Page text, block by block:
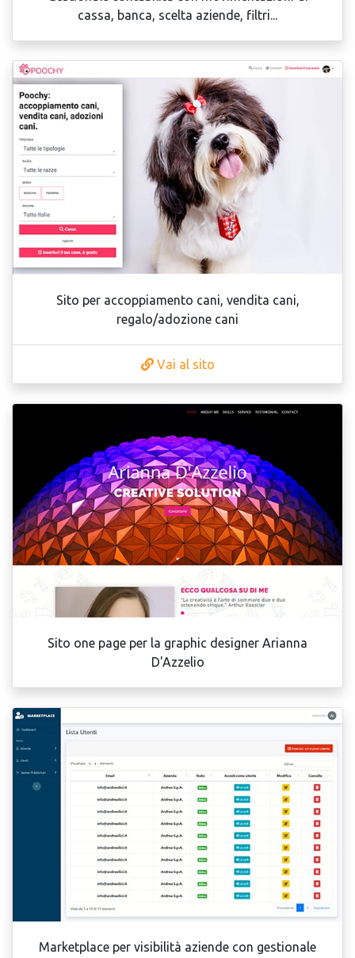
cassa, banca, scelta aziende, filtri...
Sito per accoppiamento cani, vendita cani,
regalo/adozione cani
Vai al sito
Sito one page per la graphic designer Arianna
D'Azzelio
Marketplace per visibilità aziende con gestionale